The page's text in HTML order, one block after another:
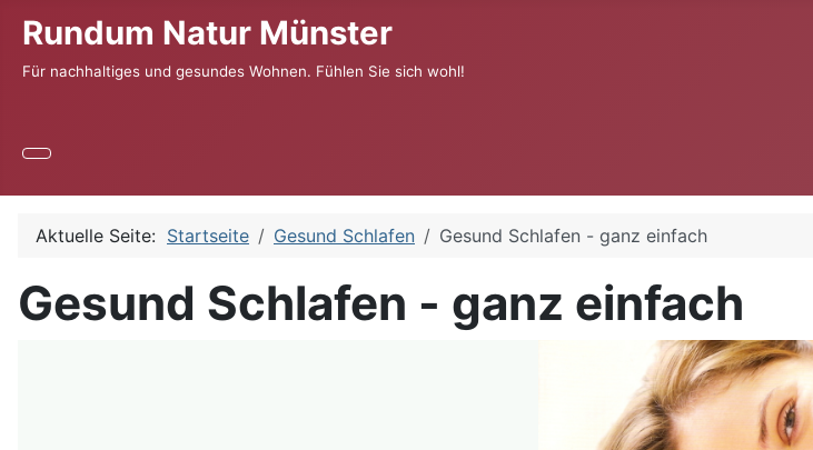
Rundum Natur Münster
Für nachhaltiges und gesundes Wohnen. Fühlen Sie sich wohl!
Aktuelle Seite: Startseite Gesund Schlafen Gesund Schlafen - ganz einfach
Gesund Schlafen - ganz einfach